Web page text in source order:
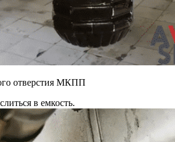
отверстия МКПП
в емкость.